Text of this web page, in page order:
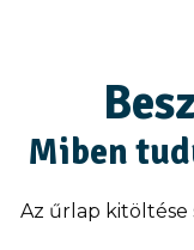
Miben
Az űrlap